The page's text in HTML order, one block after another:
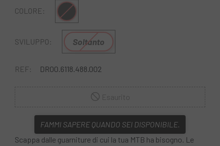
COLORE: Multiplo
SVILUPPO: Soltanto
REF: DR00.6118.488.002
FAMMI SAPERE QUANDO SEI DISPONIBILE.
Scappa dalle guarniture di cui la tua MTB ha bisogno. Le